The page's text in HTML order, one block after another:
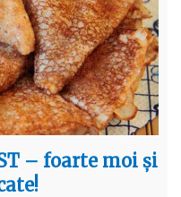
– foarte moi și